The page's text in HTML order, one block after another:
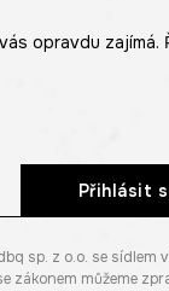
opravdu zajímá.
Přihlásit
sp. z o.o. se sídlem v
zákonem můžeme